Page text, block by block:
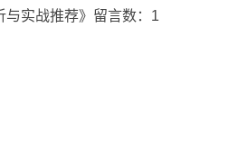
与实战推荐》留言数：1